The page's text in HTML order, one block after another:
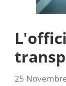
25